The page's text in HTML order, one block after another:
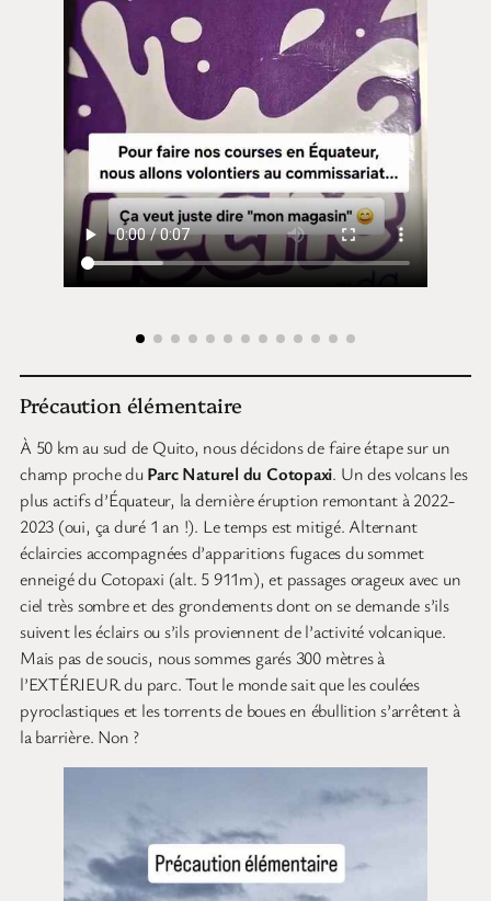
Précaution élémentaire
À 50 km au sud de Quito, nous décidons de faire étape sur un
champ proche duParc Naturel du Cotopaxi. Un des volcans les
plus actifs d’Équateur, la dernière éruption remontant à 2022-
2023 (oui, ça duré 1 an !). Le temps est mitigé. Alternant
éclaircies accompagnées d’apparitions fugaces du sommet
enneigé du Cotopaxi (alt. 5 911m), et passages orageux avec un
ciel très sombre et des grondements dont on se demande s’ils
suivent les éclairs ou s’ils proviennent de l’activité volcanique.
Mais pas de soucis, nous sommes garés 300 mètres à
l’EXTÉRIEUR du parc. Tout le monde sait que les coulées
pyroclastiques et les torrents de boues en ébullition s’arrêtent à
la barrière. Non ?